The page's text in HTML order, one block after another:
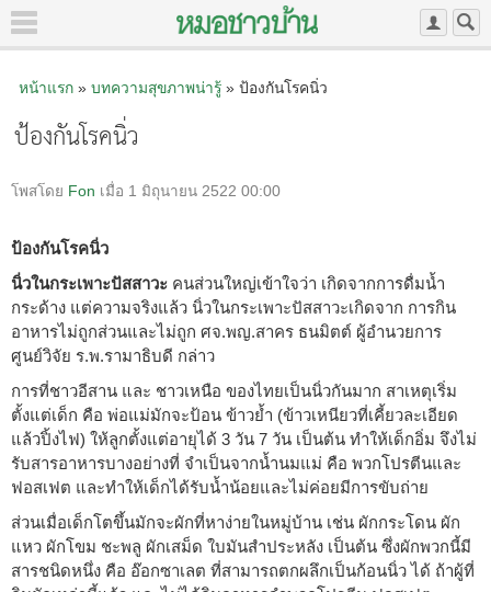
หน้าแรก» บทความสุขภาพน่ารู้» ป้องกันโรคนิ่ว
ป้องกันโรคนิ่ว
โพสโดย Fon เมื่อ 1 มิถุนายน 2522 00:00
ป้องกันโรคนิ่ว
นิ่วในกระเพาะปัสสาวะ คนส่วนใหญ่เข้าใจว่า เกิดจากการดื่มน้ำ
กระด้าง แต่ความจริงแล้ว นิ่วในกระเพาะปัสสาวะเกิดจาก การกิน
อาหารไม่ถูกส่วนและไม่ถูก ศจ.พญ.สาคร ธนมิตต์ ผู้อำนวยการ
ศูนย์วิจัย ร.พ.รามาธิบดี กล่าว
การที่ชาวอีสาน และ ชาวเหนือ ของไทยเป็นนิ่วกันมาก สาเหตุเริ่ม
ตั้งแต่เด็ก คือ พ่อแม่มักจะป้อน ข้าวย้ำ (ข้าวเหนียวที่เคี้ยวละเอียด
แล้วปิ้งไฟ) ให้ลูกตั้งแต่อายุได้ 3 วัน 7 วัน เป็นต้น ทำให้เด็กอิ่ม จึงไม่
รับสารอาหารบางอย่างที่ จำเป็นจากน้ำนมแม่ คือ พวกโปรตีนและ
ฟอสเฟต และทำให้เด็กได้รับน้ำน้อยและไม่ค่อยมีการขับถ่าย
ส่วนเมื่อเด็กโตขึ้นมักจะผักที่หาง่ายในหมู่บ้าน เช่น ผักกระโดน ผัก
แหว ผักโขม ชะพลู ผักเสม็ด ใบมันสำประหลัง เป็นต้น ซึ่งผักพวกนี้มี
สารชนิดหนึ่ง คือ อ๊อกซาเลต ที่สามารถตกผลึกเป็นก้อนนิ่ว ได้ ถ้าผู้ที่